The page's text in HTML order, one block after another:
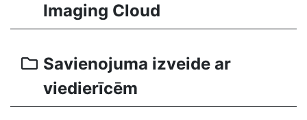
Imaging Cloud
Savienojuma izveide ar
viedierīcēm